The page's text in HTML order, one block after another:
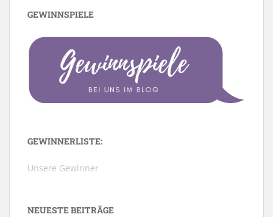
GEWINNSPIELE
GEWINNERLISTE:
Unsere Gewinner
NEUESTE BEITRÄGE